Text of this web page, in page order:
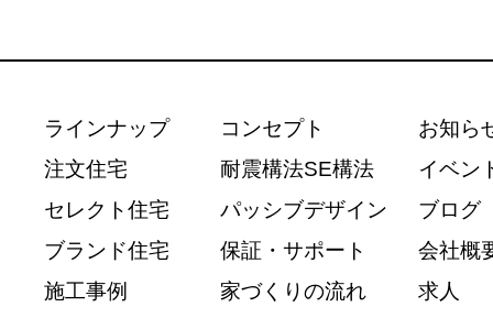
ラインナップ
注文住宅
セレクト住宅
ブランド住宅
施工事例
コンセプト
耐震構法SE構法
パッシブデザイン
保証・サポート
家づくりの流れ
お知ら
イベン
ブログ
会社概
求人